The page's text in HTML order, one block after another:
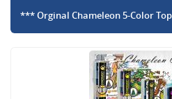
*** Orginal Chameleon 5-Color